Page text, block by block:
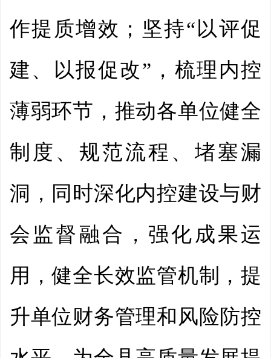
作提质增效；坚持“以评促
建、以报促改”，梳理内控
薄弱环节，推动各单位健全
制度、规范流程、堵塞漏
洞，同时深化内控建设与财
会监督融合，强化成果运
用，健全长效监管机制，提
升单位财务管理和风险防控